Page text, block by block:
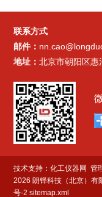
可以提
受到外
联系方式
邮件：
地址：北京市朝阳区
技术支持：化工仪器网
管
2026 朗铎科技（北京）有
号-2 sitemap.xml